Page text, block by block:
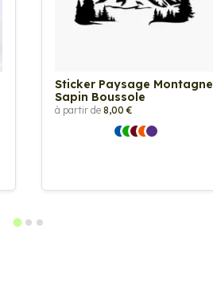
Sticker Paysage Montagne
Sapin Boussole
à partir de 8,00 €